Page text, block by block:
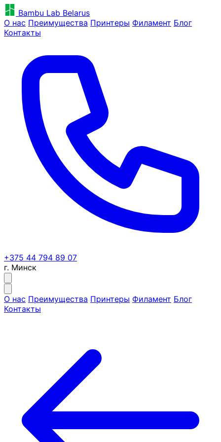
Bambu Lab Belarus
О нас Преимущества Принтеры Филамент Блог
Контакты
+375 44 794 89 07
г. Минск
О нас Преимущества Принтеры Филамент Блог
Контакты